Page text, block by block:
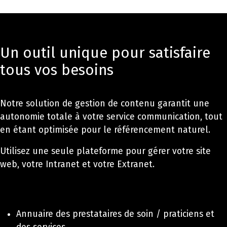
Un outil unique pour satisfaire
tous vos besoins
Notre solution de gestion de contenu garantit une
autonomie totale à votre service communication, tout
en étant optimisée pour le référencement naturel.
Utilisez une seule plateforme pour gérer votre site
web, votre Intranet et votre Extranet.
Annuaire des prestataires de soin / praticiens et